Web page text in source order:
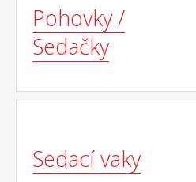
Pohovky /
Sedačky
Sedací vaky